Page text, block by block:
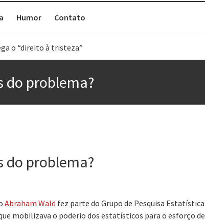
Humor Contato
o “direito à tristeza”
do problema?
do problema?
Abraham Wald fez parte do Grupo de Pesquisa Estatística
mobilizava o poderio dos estatísticos para o esforço de